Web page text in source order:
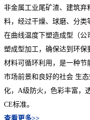
非金属工业尾矿渣、建筑弃
料，经过干燥、球磨、分类
在曲线温度下塑造成型（
塑成型加工，确保达到环保
材料可循环利用，是一种节
市场前景和良好的社会 生
化，A级防火，色彩丰富，
CE标准。
查看更多>>